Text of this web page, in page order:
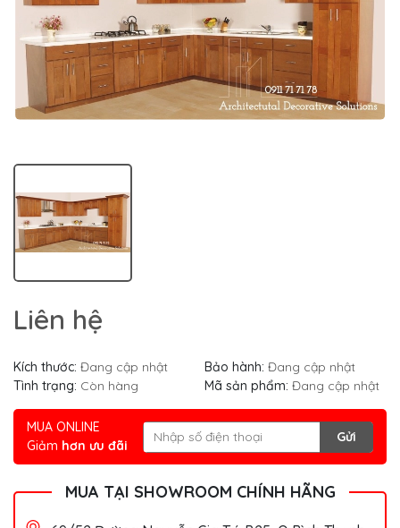
Liên hệ
Kích thước: Đang cập nhật Bảo hành: Đang cập nhật
Tình trạng: Còn hàng Mã sản phẩm: Đang cập nhật
MUA ONLINE
Giảm hơn ưu đãi
Gửi
MUA TẠI SHOWROOM CHÍNH HÃNG